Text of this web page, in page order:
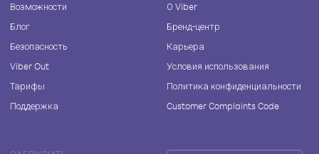
Возможности
Блог
Безопасность
Viber Out
Тарифы
Поддержка
О Viber
Бренд-центр
Карьера
Условия использования
Политика конфиденциальности
Customer Complaints Code